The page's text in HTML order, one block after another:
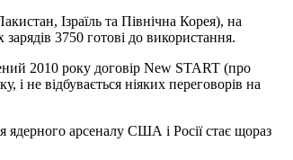
Ізраїль та Північна Корея), на
3750 готові до використання.
2010 року договір New START (про
не відбувається ніяких переговорів на
арсеналу США і Росії стає щораз